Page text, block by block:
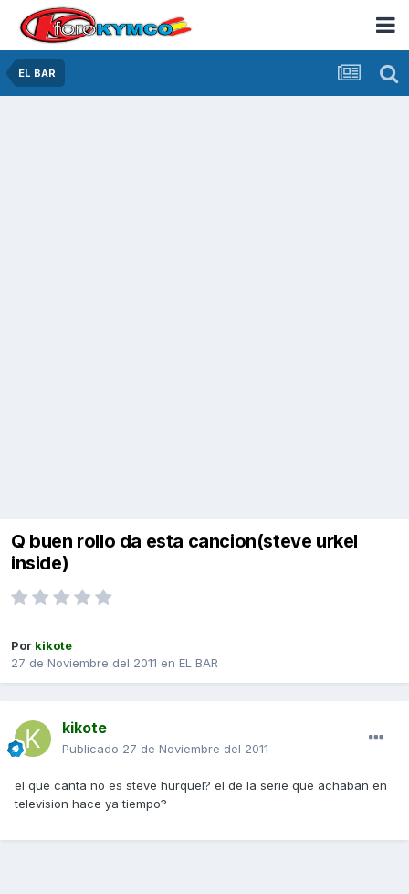
EL BAR
Q buen rollo da esta cancion(steve urkel
inside)
Por kikote
27 de Noviembre del 2011 en EL BAR
kikote
Publicado 27 de Noviembre del 2011
el que canta no es steve hurquel? el de la serie que achaban en
television hace ya tiempo?